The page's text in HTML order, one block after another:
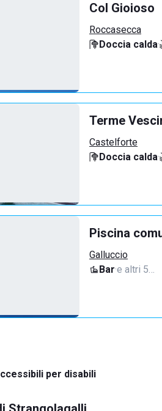
Col Gioioso
Roccasecca
Doccia calda·
Terme
Castelforte
Doccia calda·
Piscina
Galluccio
Bar·e altri 5…
per disabili